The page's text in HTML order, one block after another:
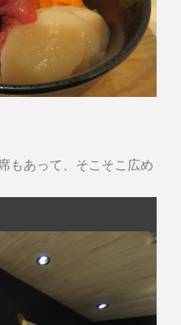
もあって、そこそこ広め